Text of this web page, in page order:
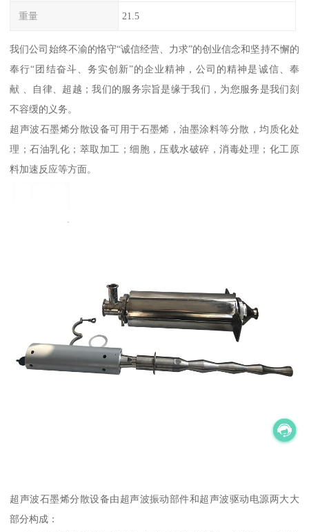
重量 21.5
我们公司始终不渝的恪守“诚信经营、力求”的创业信念和坚持不懈的
奉行“团结奋斗、务实创新”的企业精神，公司的精神是诚信、奉
献 、自律、超越；我们的服务宗旨是缘于我们，为您服务是我们刻
不容缓的义务。
超声波石墨烯分散设备可用于石墨烯，油墨涂料等分散，均质化处
理；石油乳化；萃取加工；细胞，压载水破碎，消毒处理；化工原
料加速反应等方面。
超声波石墨烯分散设备由超声波振动部件和超声波驱动电源两大大
部分构成：